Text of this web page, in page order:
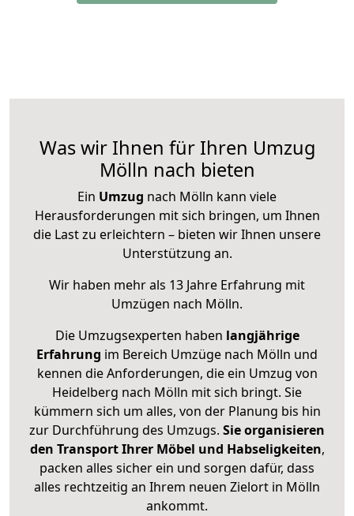
Was wir Ihnen für Ihren Umzug
Mölln nach bieten
Ein Umzug nach Mölln kann viele
Herausforderungen mit sich bringen, um Ihnen
die Last zu erleichtern – bieten wir Ihnen unsere
Unterstützung an.
Wir haben mehr als 13 Jahre Erfahrung mit
Umzügen nach Mölln.
Die Umzugsexperten haben langjährige
Erfahrung im Bereich Umzüge nach Mölln und
kennen die Anforderungen, die ein Umzug von
Heidelberg nach Mölln mit sich bringt. Sie
kümmern sich um alles, von der Planung bis hin
zur Durchführung des Umzugs. Sie organisieren
den Transport Ihrer Möbel und Habseligkeiten,
packen alles sicher ein und sorgen dafür, dass
alles rechtzeitig an Ihrem neuen Zielort in Mölln
ankommt.